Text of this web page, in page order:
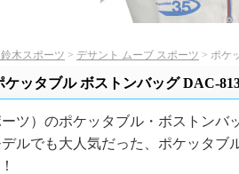
木スポーツ > デサント ムーブ スポーツ > ポケ
ッタブル ボストンバッグ DAC-
ツ）のポケッタブル・ボストンバ
ルでも大人気だった、ポケッタブ